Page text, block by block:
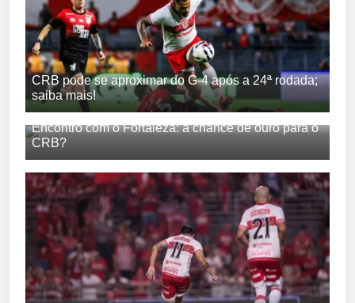
CRB pode se aproximar do G-4 após a 24ª rodada;
saiba mais!
Encontro com o Fortaleza: a chance de ouro para o
CRB?